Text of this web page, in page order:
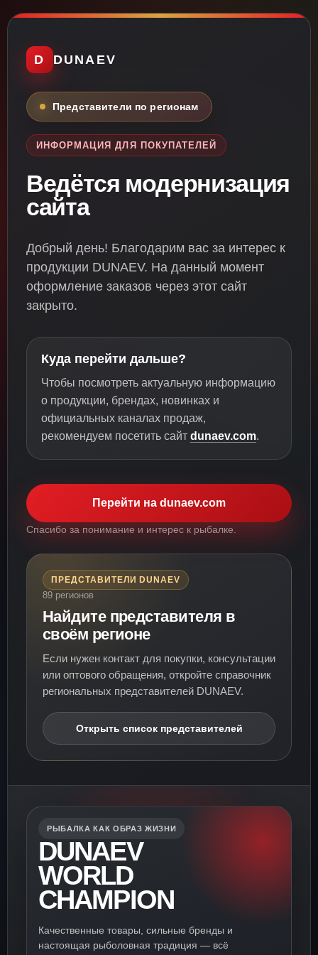
D DUNAEV
Представители по регионам
ИНФОРМАЦИЯ ДЛЯ ПОКУПАТЕЛЕЙ
Ведётся модернизация
сайта
Добрый день! Благодарим вас за интерес к
продукции DUNAEV. На данный момент
оформление заказов через этот сайт
закрыто.
Куда перейти дальше?
Чтобы посмотреть актуальную информацию
о продукции, брендах, новинках и
официальных каналах продаж,
рекомендуем посетить сайт dunaev.com.
Перейти на dunaev.com
Спасибо за понимание и интерес к рыбалке.
ПРЕДСТАВИТЕЛИ DUNAEV
89 регионов
Найдите представителя в
своём регионе
Если нужен контакт для покупки, консультации
или оптового обращения, откройте справочник
региональных представителей DUNAEV.
Открыть список представителей
РЫБАЛКА КАК ОБРАЗ ЖИЗНИ
DUNAEV
WORLD
CHAMPION
Качественные товары, сильные бренды и
настоящая рыболовная традиция — всё